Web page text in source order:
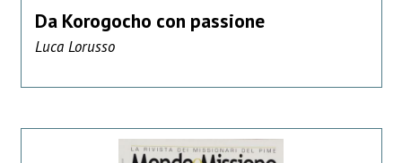
Da Korogocho con passione
Luca Lorusso